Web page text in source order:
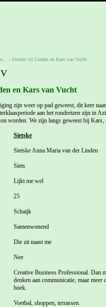
- Sietske vd Linden en Kars van Vucht
en Kars van Vucht
zijn weer op pad geweest, dit keer
aan het rondreizen zijn in
worden. We zijn langs geweest bij
Sietske
Sietske Anna Maria van der Linden
Siets
Lijkt me wel
25
Schaijk
Samenwonend
Die zit naast me
Nee
Creative Business Professional. Dan
denken aan communicatie, maar meer
hoek.
Voetbal, shoppen, terrassen.